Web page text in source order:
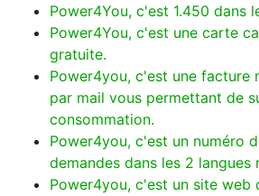
Power4You, c'est 1.450 dans
Power4You, c'est une carte
gratuite.
Power4you, c'est une facture
par mail vous permettant de
consommation.
Power4you, c'est un numéro
demandes dans les 2 langues
Power4you, c'est un site web